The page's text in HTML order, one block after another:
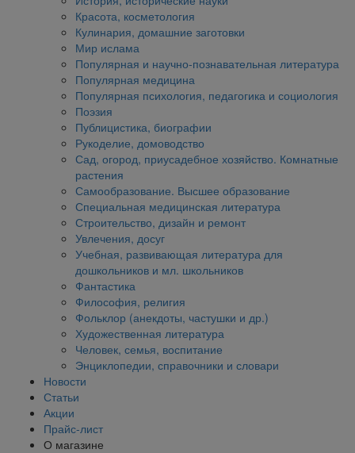
Красота, косметология
Кулинария, домашние заготовки
Мир ислама
Популярная и научно-познавательная литература
Популярная медицина
Популярная психология, педагогика и социология
Поэзия
Публицистика, биографии
Рукоделие, домоводство
Сад, огород, приусадебное хозяйство. Комнатные
растения
Самообразование. Высшее образование
Специальная медицинская литература
Строительство, дизайн и ремонт
Увлечения, досуг
Учебная, развивающая литература для
дошкольников и мл. школьников
Фантастика
Философия, религия
Фольклор (анекдоты, частушки и др.)
Художественная литература
Человек, семья, воспитание
Энциклопедии, справочники и словари
Новости
Статьи
Акции
Прайс-лист
О магазине